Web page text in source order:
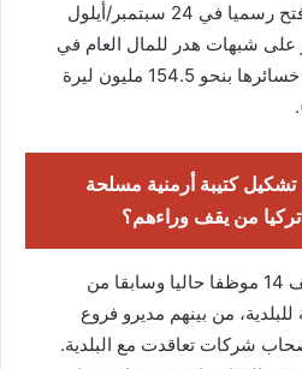
وبحسب ملف التحقيق الذي فتح رسميا في 24 سبتمبر/أيلول
على شبهات هدر للمال العام في
تنظيم 32 فعالية فنية، قُدرت خسائرها بنحو 154.5 مليون ليرة
تشكيل كتيبة أرمنية مسلحة
من يقف وراءهم؟
وقد أفضى التحقيق إلى توقيف 14 موظفا حاليا وسابقا من
للبلدية، من بينهم مديرو فروع
شركات تعاقدت مع البلدية.